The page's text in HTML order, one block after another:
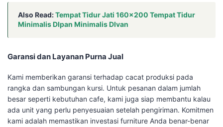
Also Read:Tempat Tidur Jati 160×200 Tempat Tidur
Minimalis DIpan Minimalis DIvan
Garansi dan Layanan Purna Jual
Kami memberikan garansi terhadap cacat produksi pada
rangka dan sambungan kursi. Untuk pesanan dalam jumlah
besar seperti kebutuhan cafe, kami juga siap membantu kalau
ada unit yang perlu penyesuaian setelah pengiriman. Komitmen
kami adalah memastikan investasi furniture Anda benar-benar